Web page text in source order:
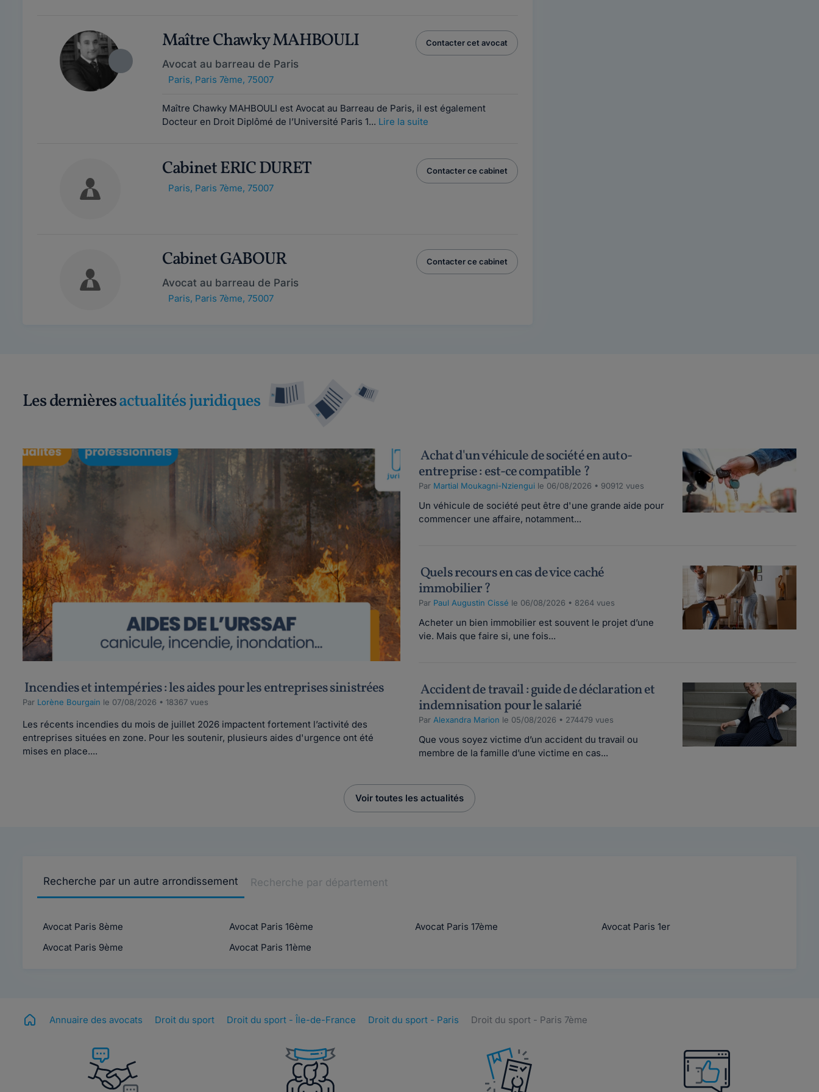
Maître Chawky MAHBOULI
Avocat au barreau de Paris
Paris, Paris 7ème, 75007
Contacter cet avocat
Maître Chawky MAHBOULI est Avocat au Barreau de Paris, il est également
Docteur en Droit Diplômé de l’Université Paris 1... Lire la suite
Cabinet ERIC DURET
Paris, Paris 7ème, 75007
Contacter ce cabinet
Cabinet GABOUR
Avocat au barreau de Paris
Paris, Paris 7ème, 75007
Contacter ce cabinet
Les dernièresactualités juridiques
Incendies et intempéries : les aides pour les entreprises sinistrées
Par Lorène Bourgain le 07/08/2026 • 18367 vues
Les récents incendies du mois de juillet 2026 impactent fortement l’activité des
entreprises situées en zone. Pour les soutenir, plusieurs aides d'urgence ont été
mises en place....
Achat d'un véhicule de société en auto-
entreprise : est-ce compatible ?
Par Martial Moukagni-Nziengui le 06/08/2026 • 90912 vues
Un véhicule de société peut être d'une grande aide pour
commencer une affaire, notamment...
Quels recours en cas de vice caché
immobilier ?
Par Paul Augustin Cissé le 06/08/2026 • 8264 vues
Acheter un bien immobilier est souvent le projet d’une
vie. Mais que faire si, une fois...
Accident de travail : guide de déclaration et
indemnisation pour le salarié
Par Alexandra Marion le 05/08/2026 • 274479 vues
Que vous soyez victime d’un accident du travail ou
membre de la famille d’une victime en cas...
Voir toutes les actualités
Recherche par un autre arrondissement Recherche par département
Avocat Paris 8ème Avocat Paris 16ème Avocat Paris 17ème
Avocat Paris 1er
Avocat Paris 9ème
Avocat Paris 11ème
Annuaire des avocats Droit du sport Droit du sport - Île-de-France Droit du sport - Paris Droit du sport - Paris 7ème